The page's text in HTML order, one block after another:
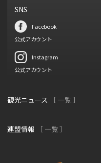
SNS
Facebook
公式アカウント
Instagram
公式アカウント
観光ニュース ［ 一覧 ］
連盟情報 ［ 一覧 ］